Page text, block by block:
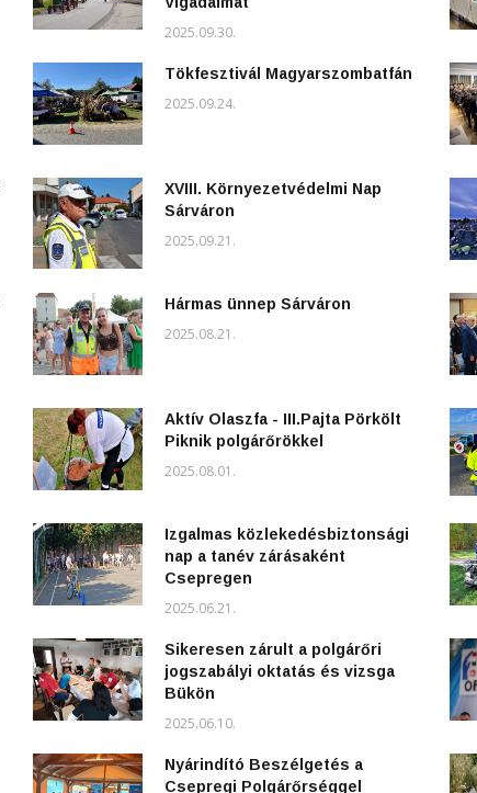
2025.09.30.
Tökfesztivál Magyarszombatfán
2025.09.24.
XVIII. Környezetvédelmi Nap
Sárváron
2025.09.21.
Hármas ünnep Sárváron
2025.08.21.
Aktív Olaszfa - III.Pajta Pörkölt
Piknik polgárőrökkel
2025.08.01.
Izgalmas közlekedésbiztonsági
nap a tanév zárásaként
Csepregen
2025.06.21.
Sikeresen zárult a polgárőri
jogszabályi oktatás és vizsga
Bükön
2025.06.10.
Nyárindító Beszélgetés a
Csepregi Polgárőrséggel